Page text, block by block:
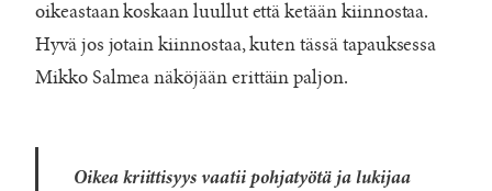
oikeastaan koskaan luullut että ketään kiinnostaa.
Hyvä jos jotain kiinnostaa, kuten tässä tapauksessa
Mikko Salmea näköjään erittäin paljon.
Oikea kriittisyys vaatii pohjatyötä ja lukijaa